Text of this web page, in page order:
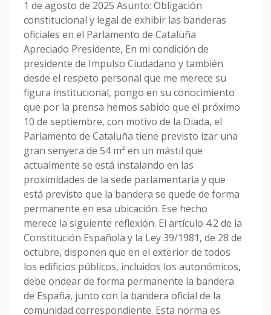
1 de agosto de 2025 Asunto: Obligación
constitucional y legal de exhibir las banderas
oficiales en el Parlamento de Cataluña
Apreciado Presidente, En mi condición de
presidente de Impulso Ciudadano y también
desde el respeto personal que me merece su
figura institucional, pongo en su conocimiento
que por la prensa hemos sabido que el próximo
10 de septiembre, con motivo de la Diada, el
Parlamento de Cataluña tiene previsto izar una
gran senyera de 54 m² en un mástil que
actualmente se está instalando en las
proximidades de la sede parlamentaria y que
está previsto que la bandera se quede de forma
permanente en esa ubicación. Ese hecho
merece la siguiente reflexión. El artículo 4.2 de la
Constitución Española y la Ley 39/1981, de 28 de
octubre, disponen que en el exterior de todos
los edificios públicos, incluidos los autonómicos,
debe ondear de forma permanente la bandera
de España, junto con la bandera oficial de la
comunidad correspondiente. Esta norma es